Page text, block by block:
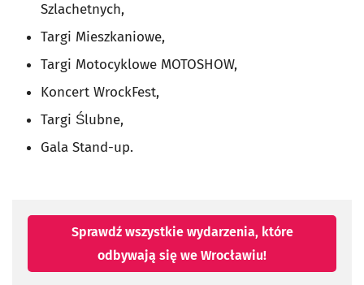
Szlachetnych,
Targi Mieszkaniowe,
Targi Motocyklowe MOTOSHOW,
Koncert WrockFest,
Targi Ślubne,
Gala Stand-up.
Sprawdź wszystkie wydarzenia, które
odbywają się we Wrocławiu!